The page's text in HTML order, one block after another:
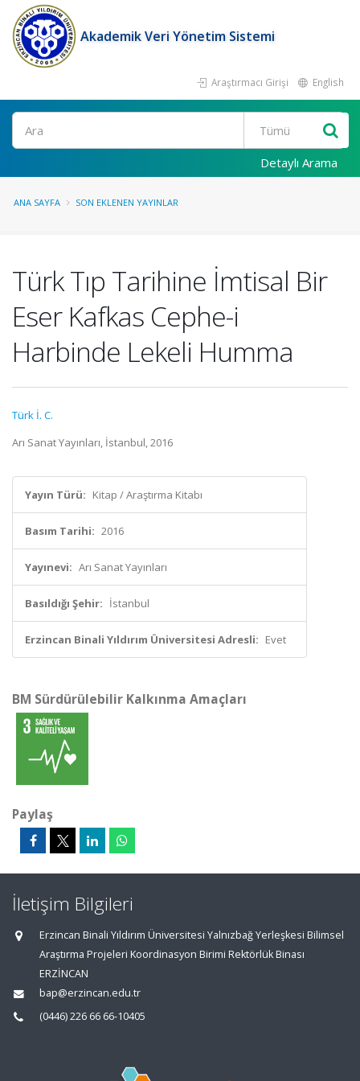
Akademik Veri Yönetim Sistemi
Araştırmacı Girişi English
Ara
Detaylı Arama
ANA SAYFA SON EKLENEN YAYINLAR
Türk Tıp Tarihine İmtisal Bir
Eser Kafkas Cephe-i
Harbinde Lekeli Humma
Türk İ. C.
Arı Sanat Yayınları, İstanbul, 2016
Yayın Türü: Kitap / Araştırma Kitabı
Basım Tarihi: 2016
Yayınevi: Arı Sanat Yayınları
Basıldığı Şehir: İstanbul
Erzincan Binali Yıldırım Üniversitesi Adresli: Evet
BM Sürdürülebilir Kalkınma Amaçları
Paylaş
İletişim Bilgileri
Erzincan Binali Yıldırım Üniversitesi Yalnızbağ Yerleşkesi Bilimsel
Araştırma Projeleri Koordinasyon Birimi Rektörlük Binası
ERZİNCAN
bap@erzincan.edu.tr
(0446) 226 66 66-10405